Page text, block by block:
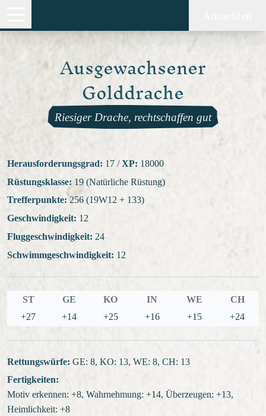
Ausgewachsener
Golddrache
Riesiger Drache, rechtschaffen gut
Herausforderungsgrad: 17 / XP: 18000
Rüstungsklasse: 19 (Natürliche Rüstung)
Trefferpunkte: 256 (19W12 + 133)
Geschwindigkeit: 12
Fluggeschwindigkeit: 24
Schwimmgeschwindigkeit: 12
ST GE KO IN WE
CH
+27
+14 +25 +16 +15 +24
Rettungswürfe: GE: 8, KO: 13, WE: 8, CH: 13
Fertigkeiten:
Motiv erkennen: +8, Wahrnehmung: +14, Überzeugen: +13,
Heimlichkeit: +8